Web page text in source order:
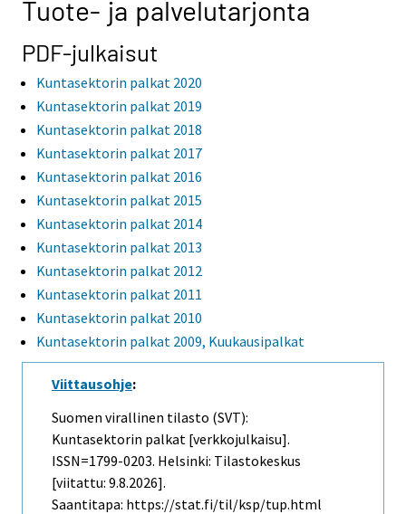
Tuote- ja palvelutarjonta
PDF-julkaisut
Kuntasektorin palkat 2020
Kuntasektorin palkat 2019
Kuntasektorin palkat 2018
Kuntasektorin palkat 2017
Kuntasektorin palkat 2016
Kuntasektorin palkat 2015
Kuntasektorin palkat 2014
Kuntasektorin palkat 2013
Kuntasektorin palkat 2012
Kuntasektorin palkat 2011
Kuntasektorin palkat 2010
Kuntasektorin palkat 2009, Kuukausipalkat
Viittausohje:
Suomen virallinen tilasto (SVT):
Kuntasektorin palkat [verkkojulkaisu].
ISSN=1799-0203. Helsinki: Tilastokeskus
[viitattu: 9.8.2026].
Saantitapa: https://stat.fi/til/ksp/tup.html